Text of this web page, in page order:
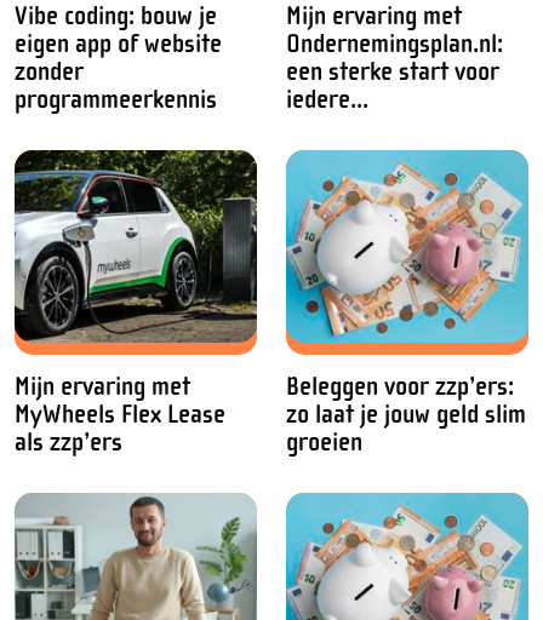
Vibe coding: bouw je
eigen app of website
zonder
programmeerkennis
Mijn ervaring met
Ondernemingsplan.nl:
een sterke start voor
iedere...
Mijn ervaring met
MyWheels Flex Lease
als zzp’ers
Beleggen voor zzp’ers:
zo laat je jouw geld slim
groeien